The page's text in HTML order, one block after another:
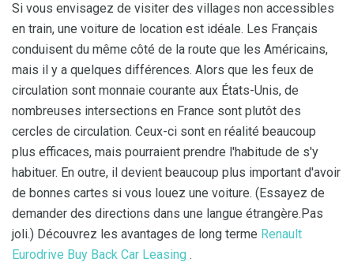
Si vous envisagez de visiter des villages non accessibles
en train, une voiture de location est idéale. Les Français
conduisent du même côté de la route que les Américains,
mais il y a quelques différences. Alors que les feux de
circulation sont monnaie courante aux États-Unis, de
nombreuses intersections en France sont plutôt des
cercles de circulation. Ceux-ci sont en réalité beaucoup
plus efficaces, mais pourraient prendre l'habitude de s'y
habituer. En outre, il devient beaucoup plus important d'avoir
de bonnes cartes si vous louez une voiture. (Essayez de
demander des directions dans une langue étrangère.Pas
joli.) Découvrez les avantages de long terme Renault
Eurodrive Buy Back Car Leasing .